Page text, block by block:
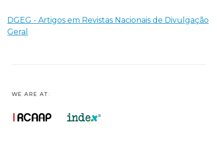
DGEG - Artigos em Revistas Nacionais de Divulgação
Geral
WE ARE AT: